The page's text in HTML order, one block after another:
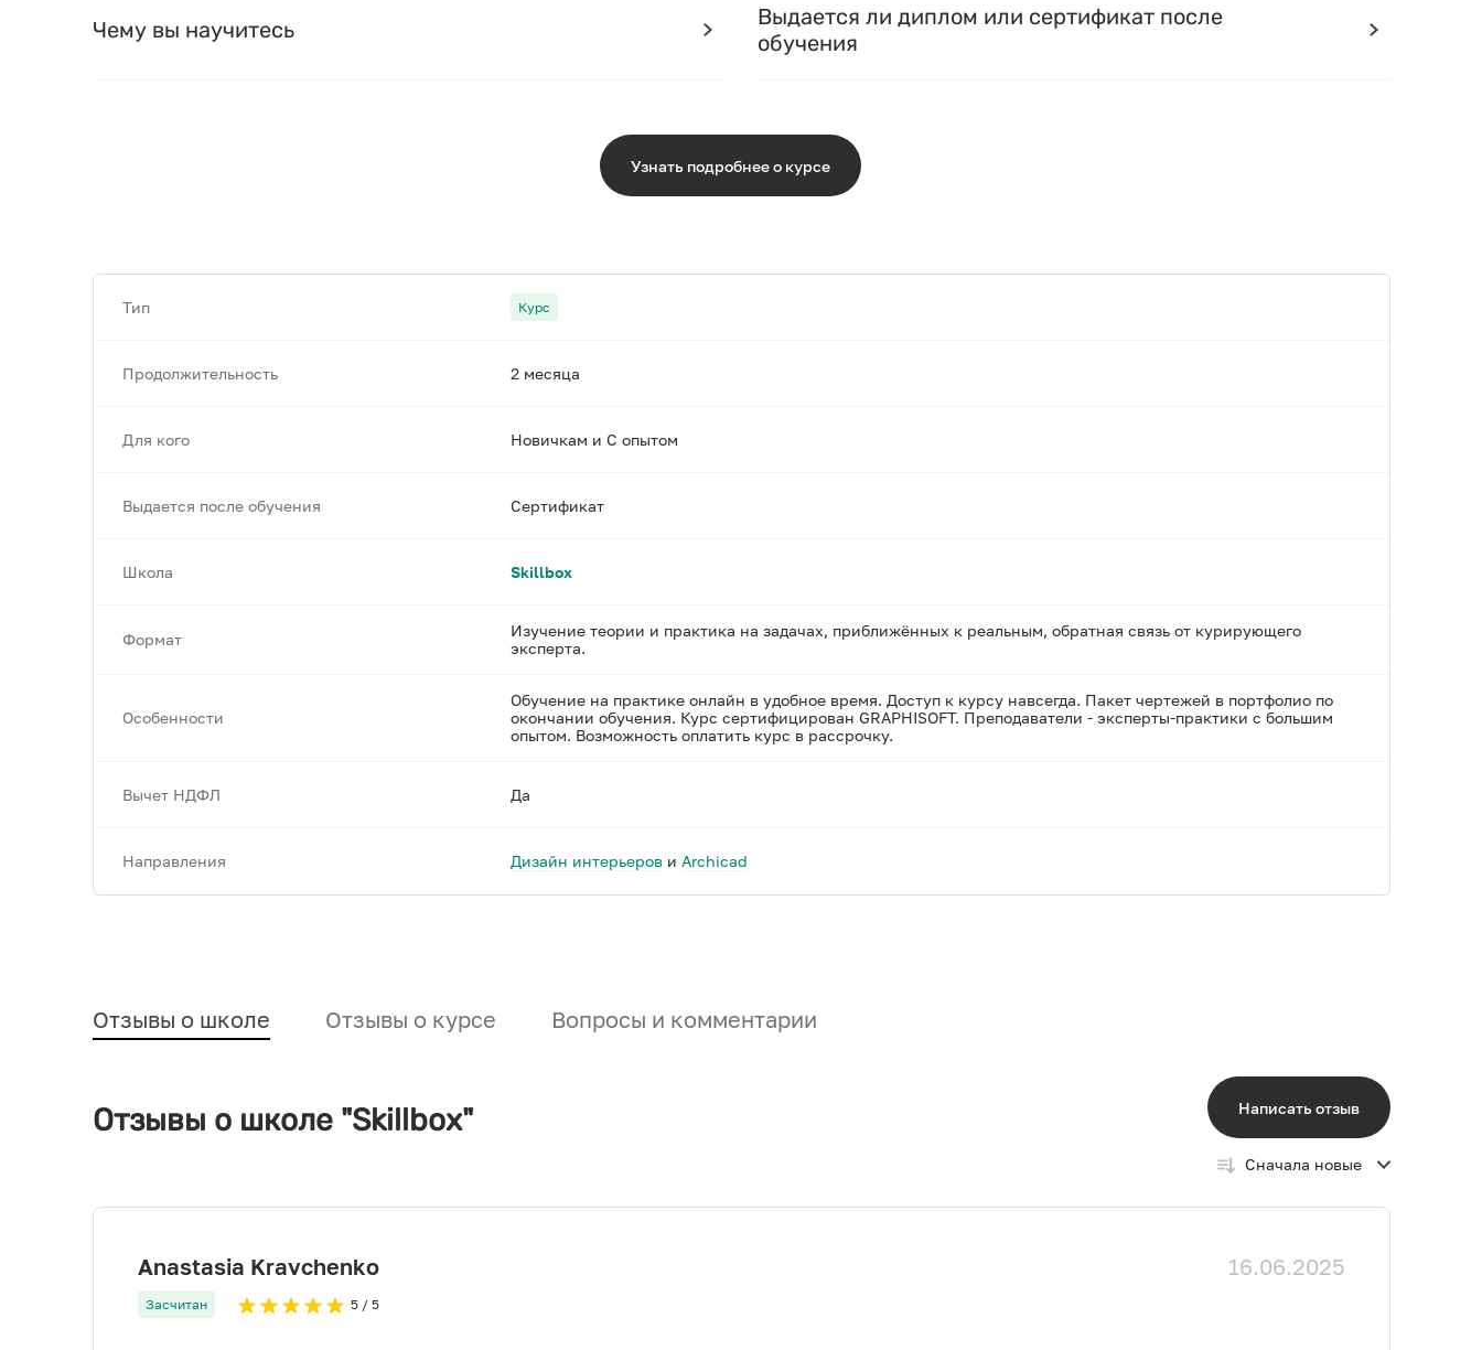
Чему вы научитесь
Выдается ли диплом или сертификат после
обучения
Узнать подробнее о курсе
Тип Курс
Продолжительность 2 месяца
Для кого Новичкам и С опытом
Выдается после обучения Сертификат
Школа Skillbox
Формат
Изучение теории и практика на задачах, приближённых к реальным, обратная связь от курирующего
эксперта.
Особенности
Обучение на практике онлайн в удобное время. Доступ к курсу навсегда. Пакет чертежей в портфолио по
окончании обучения. Курс сертифицирован GRAPHISOFT. Преподаватели - эксперты-практики с большим
опытом. Возможность оплатить курс в рассрочку.
Вычет НДФЛ Да
Направления Дизайн интерьеров и Archicad
Отзывы о школе Отзывы о курсе Вопросы и комментарии
Отзывы о школе "Skillbox" Написать отзыв
Сначала новые
Anastasia Kravchenko 16.06.2025
Засчитан 5 / 5